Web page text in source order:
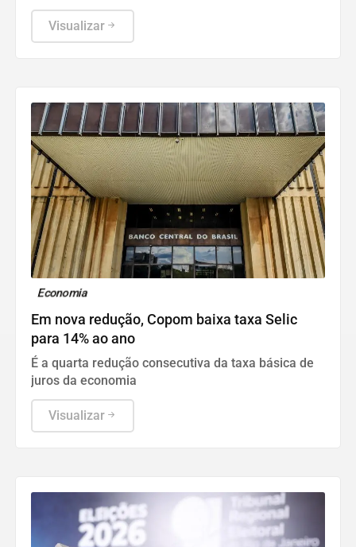
Visualizar
Economia
Em nova redução, Copom baixa taxa Selic
para 14% ao ano
É a quarta redução consecutiva da taxa básica de
juros da economia
Visualizar